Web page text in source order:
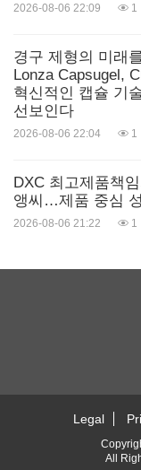
2026-08-06 22:09 1
경구 제형의 미래
Lonza Capsugel,
혁신적인 캡슐 기
선보인다
2026-08-06 22:04 1
DXC 최고제품책
앵씨…제품 중심
2026-08-06 21:22 1
Legal
All